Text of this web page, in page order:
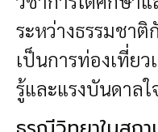
ระหว่างธรรมชา
เป็นการท่องเที่ย
รู้และแรงบันดาลใ